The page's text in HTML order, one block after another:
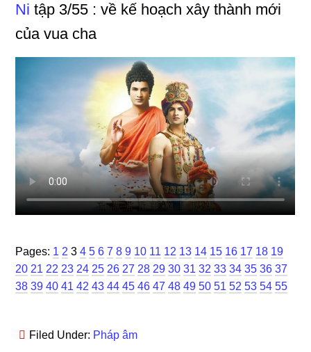
Ni tập 3/55 : về kế hoạch xây thành mới
của vua cha
Pages: Page
1 Page
2 Page
3 Page
4 Page
5 Page
6 Page
7 Page
8 Page
9 Page
10 Page
11 Page
12 Page
13 Page
14 Page
15 Page
16 Page
17 Page
18 Page
19Page
20 Page
21 Page
22 Page
23 Page
24 Page
25 Page
26 Page
27 Page
28 Page
29 Page
30 Page
31 Page
32 Page
33 Page
34 Page
35 Page
36 Page
37
38 Page
39 Page
40 Page
41 Page
42 Page
43 Page
44 Page
45 Page
46 Page
47 Page
48 Page
49 Page
50 Page
51 Page
52 Page
53 Page
54 Page
55
Filed Under: Pháp âm